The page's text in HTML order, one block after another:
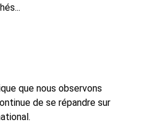
que nous observons
de se répandre sur